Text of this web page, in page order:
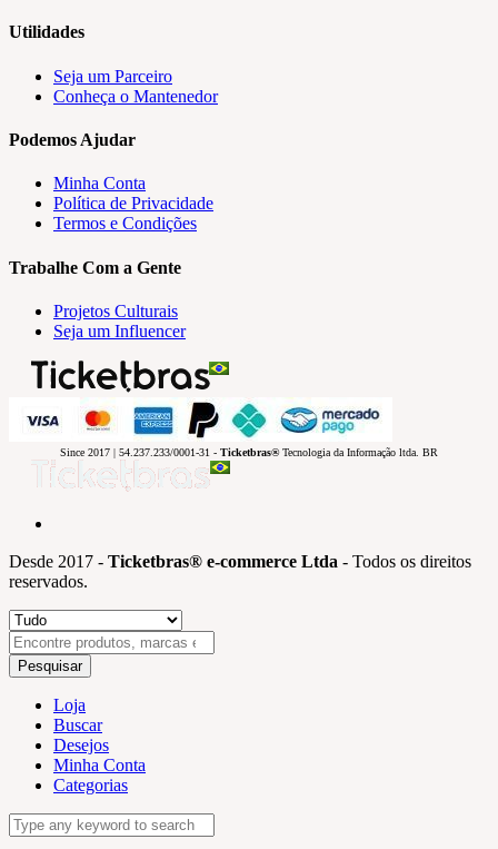
Utilidades
Seja um Parceiro
Conheça o Mantenedor
Podemos Ajudar
Minha Conta
Política de Privacidade
Termos e Condições
Trabalhe Com a Gente
Projetos Culturais
Seja um Influencer
Since 2017 | 54.237.233/0001-31 - Ticketbras®Tecnologia da Informação ltda. BR
Desde 2017 - Ticketbras® e-commerce Ltda - Todos os direitos
reservados.
Pesquisar
Loja
Buscar
Desejos
Minha Conta
Categorias